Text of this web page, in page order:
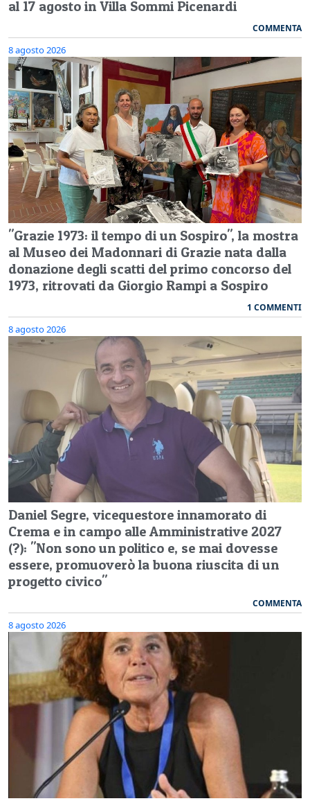
al 17 agosto in Villa Sommi Picenardi
COMMENTA
8 agosto 2026
"Grazie 1973: il tempo di un Sospiro", la mostra
al Museo dei Madonnari di Grazie nata dalla
donazione degli scatti del primo concorso del
1973, ritrovati da Giorgio Rampi a Sospiro
1 COMMENTI
8 agosto 2026
Daniel Segre, vicequestore innamorato di
Crema e in campo alle Amministrative 2027
(?): "Non sono un politico e, se mai dovesse
essere, promuoverò la buona riuscita di un
progetto civico"
COMMENTA
8 agosto 2026